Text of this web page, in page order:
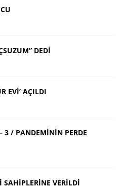
DEDİ
EVİ’ AÇILDI
3 / PANDEMİNİN PERDE
SAHİPLERİNE VERİLDİ